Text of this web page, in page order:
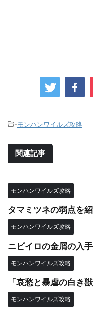
-モンハンワイルズ攻略
関連記事
モンハンワイルズ攻略
タマミツネの弱点を
モンハンワイルズ攻略
ニビイロの金屑の入
モンハンワイルズ攻略
「哀愁と暴虐の白き
モンハンワイルズ攻略